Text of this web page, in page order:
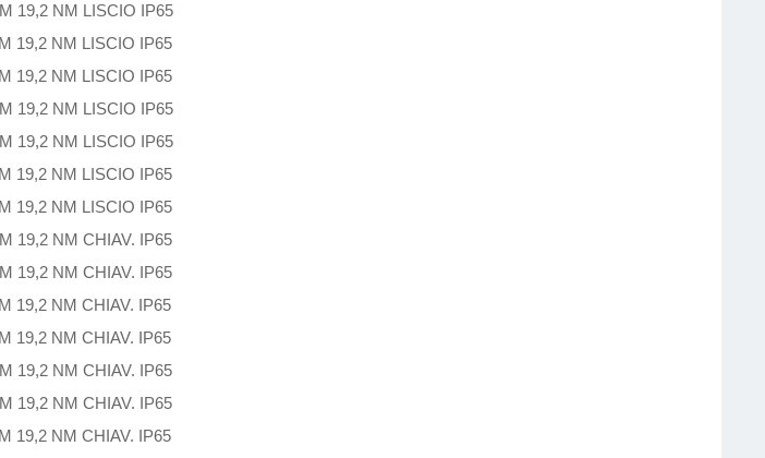
19,2 NM LISCIO IP65
19,2 NM LISCIO IP65
19,2 NM LISCIO IP65
19,2 NM LISCIO IP65
19,2 NM LISCIO IP65
19,2 NM LISCIO IP65
19,2 NM LISCIO IP65
19,2 NM CHIAV. IP65
19,2 NM CHIAV. IP65
19,2 NM CHIAV. IP65
19,2 NM CHIAV. IP65
19,2 NM CHIAV. IP65
19,2 NM CHIAV. IP65
19,2 NM CHIAV. IP65